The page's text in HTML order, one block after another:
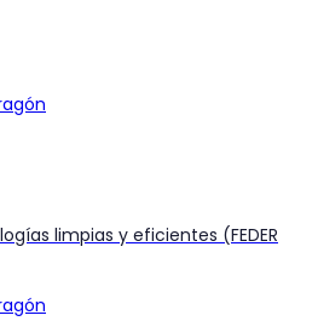
limpias y eficientes (FEDER